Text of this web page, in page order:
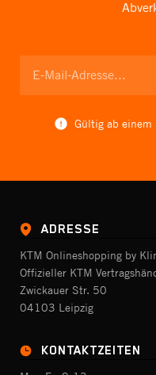
Gültig ab
ADRESSE
KTM Onlineshopping by
Offizieller KTM
Zwickauer Str. 50
04103 Leipzig
KONTAKTZEITEN